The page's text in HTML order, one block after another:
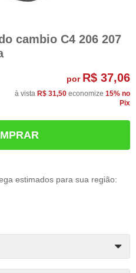
cambio C4 206 207
por R$ 37,06
à vista R$ 31,50 economize 15% no
Pix
estimados para sua região: